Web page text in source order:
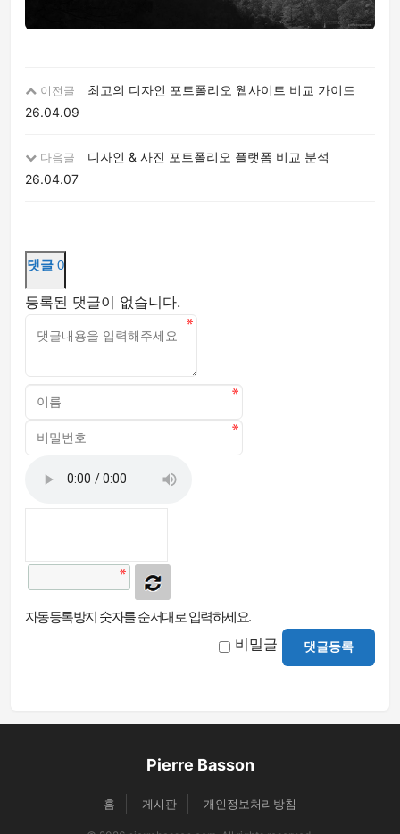
이전글
최고의 디자인 포트폴리오 웹사이트 비교 가이드
26.04.09
다음글
디자인 & 사진 포트폴리오 플랫폼 비교 분석
26.04.07
댓글 0
등록된 댓글이 없습니다.
자동등록방지 숫자를 순서대로 입력하세요.
비밀글 댓글등록
Pierre Basson
홈 게시판 개인정보처리방침